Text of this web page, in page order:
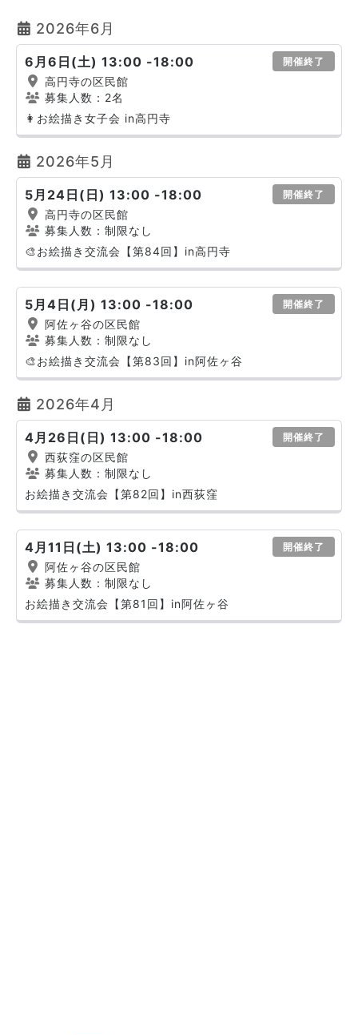
2026年6月
6月6日(土) 13:00 -18:00 開催終了
高円寺の区民館
募集人数：2名
👩お絵描き女子会 in高円寺
2026年5月
5月24日(日) 13:00 -18:00 開催終了
高円寺の区民館
募集人数：制限なし
🎨お絵描き交流会【第84回】in高円寺
5月4日(月) 13:00 -18:00 開催終了
阿佐ヶ谷の区民館
募集人数：制限なし
🎨お絵描き交流会【第83回】in阿佐ヶ谷
2026年4月
4月26日(日) 13:00 -18:00 開催終了
西荻窪の区民館
募集人数：制限なし
お絵描き交流会【第82回】in西荻窪
4月11日(土) 13:00 -18:00 開催終了
阿佐ヶ谷の区民館
募集人数：制限なし
お絵描き交流会【第81回】in阿佐ヶ谷